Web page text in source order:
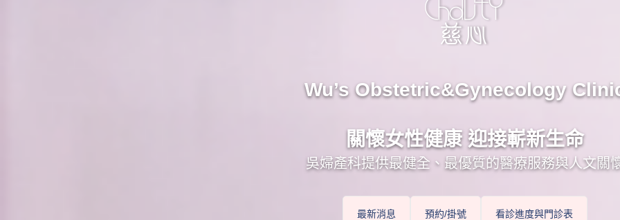
Wu’s Obstetric&Gynecology
關懷女性健康 迎接嶄新生命
吳婦產科提供最健全、最優質的醫療服務與人文關
最新消息 預約/掛號 看診進度與門診表